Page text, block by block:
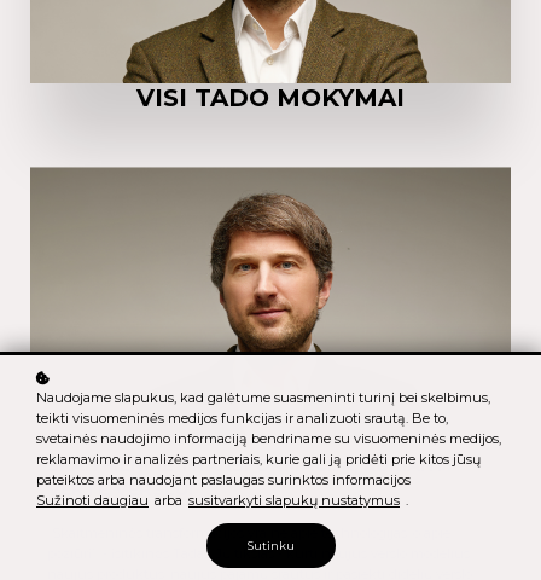
VISI TADO MOKYMAI
SKAITMENINĖ TRANSFORMACIJA, KURIANT
VERTĘ VERSLUI
„Skaitmeninės transformacijos yra ne apie technologijas, o apie
požiūrį”, - įsitikinęs Tadas. Jų tikslas - kurti naujus verslo modelius,
naujus produktus, naujus pajamų srautus ir pasiekti didelių verslo
Naudojame slapukus, kad galėtume suasmeninti turinį bei skelbimus,
teikti visuomeninės medijos funkcijas ir analizuoti srautą. Be to,
svetainės naudojimo informaciją bendriname su visuomeninės medijos,
reklamavimo ir analizės partneriais, kurie gali ją pridėti prie kitos jūsų
pateiktos arba naudojant paslaugas surinktos informacijos
Sužinoti daugiau arba susitvarkyti slapukų nustatymus .
Sutinku